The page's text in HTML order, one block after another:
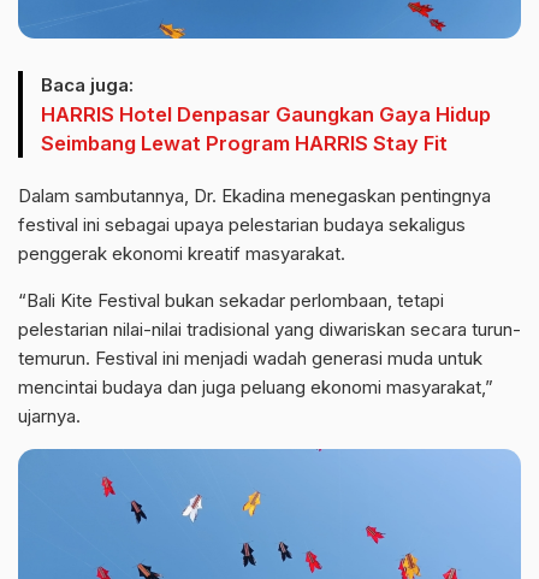
Baca juga:
HARRIS Hotel Denpasar Gaungkan Gaya Hidup
Seimbang Lewat Program HARRIS Stay Fit
Dalam sambutannya, Dr. Ekadina menegaskan pentingnya
festival ini sebagai upaya pelestarian budaya sekaligus
penggerak ekonomi kreatif masyarakat.
“Bali Kite Festival bukan sekadar perlombaan, tetapi
pelestarian nilai-nilai tradisional yang diwariskan secara turun-
temurun. Festival ini menjadi wadah generasi muda untuk
mencintai budaya dan juga peluang ekonomi masyarakat,”
ujarnya.